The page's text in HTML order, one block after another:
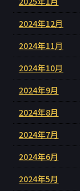
2024年12月
2024年11月
2024年10月
2024年9月
2024年8月
2024年7月
2024年6月
2024年5月